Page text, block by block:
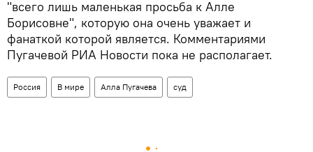
"всего лишь маленькая просьба к Алле
Борисовне", которую она очень уважает и
фанаткой которой является. Комментариями
Пугачевой РИА Новости пока не располагает.
Россия В мире Алла Пугачева суд